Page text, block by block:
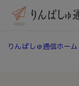
りんぱしゅ通信ホーム